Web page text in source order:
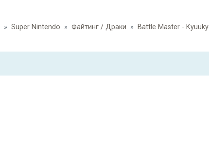
Super Nintendo Файтинг / Драки